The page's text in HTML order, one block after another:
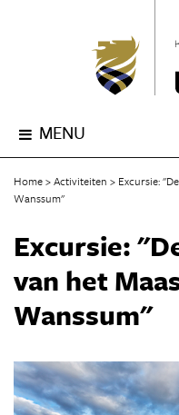
MENU
Home Activiteiten
Excursie:
Wanssum"
Excursie:
van het
Wanssum"